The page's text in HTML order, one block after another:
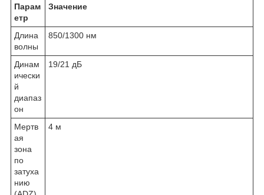
Парам
етр
Значение
Длина
волны
850/1300 нм
Динам
ически
й
диапаз
он
19/21 дБ
Мертв
ая
зона
по
затуха
нию
4 м